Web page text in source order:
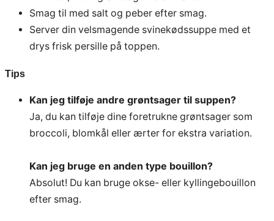
Smag til med salt og peber efter smag.
Server din velsmagende svinekødssuppe med et
drys frisk persille på toppen.
Tips
Kan jeg tilføje andre grøntsager til suppen?
Ja, du kan tilføje dine foretrukne grøntsager som
broccoli, blomkål eller ærter for ekstra variation.
Kan jeg bruge en anden type bouillon?
Absolut! Du kan bruge okse- eller kyllingebouillon
efter smag.